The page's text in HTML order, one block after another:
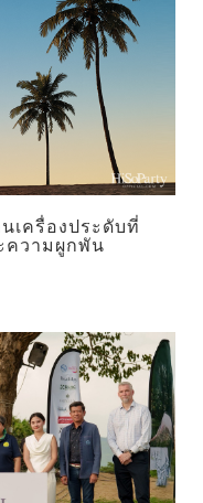
เครื่องประดับที่
ความผูกพัน